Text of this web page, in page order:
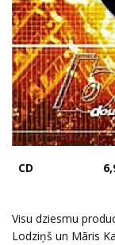
CD
Visu dziesmu
Lodziņš un Māris